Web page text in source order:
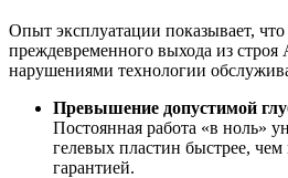
Опыт эксплуатации показывает, что
преждевременного выхода из
нарушениями технологии
Превышение допустимой
Постоянная работа «в ноль»
гелевых пластин быстрее,
гарантией.